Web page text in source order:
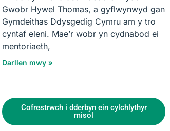
Gwobr Hywel Thomas, a gyflwynwyd gan
Gymdeithas Ddysgedig Cymru am y tro
cyntaf eleni. Mae’r wobr yn cydnabod ei
mentoriaeth,
Darllen mwy »
Cofrestrwch i dderbyn ein cylchlythyr
misol